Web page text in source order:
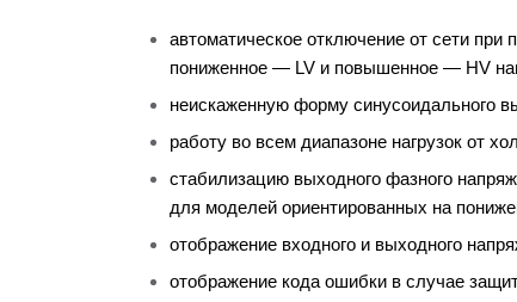
автоматическое отключение от сети
пониженное — LV и повышенное — HV
неискаженную форму синусоидального
работу во всем диапазоне нагрузок от
стабилизацию выходного фазного
для моделей ориентированных на
отображение входного и выходного
отображение кода ошибки в случае